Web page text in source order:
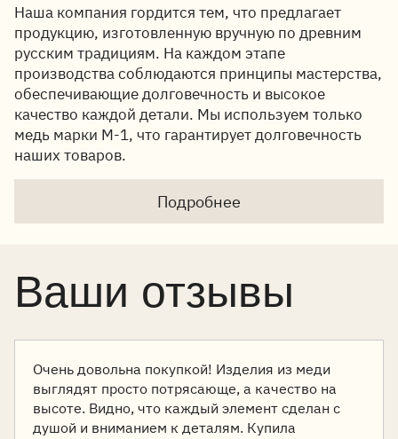
Наша компания гордится тем, что предлагает
продукцию, изготовленную вручную по древним
русским традициям. На каждом этапе
производства соблюдаются принципы мастерства,
обеспечивающие долговечность и высокое
качество каждой детали. Мы используем только
медь марки М-1, что гарантирует долговечность
наших товаров.
Подробнее
Ваши отзывы
Очень довольна покупкой! Изделия из меди
выглядят просто потрясающе, а качество на
высоте. Видно, что каждый элемент сделан с
душой и вниманием к деталям. Купила